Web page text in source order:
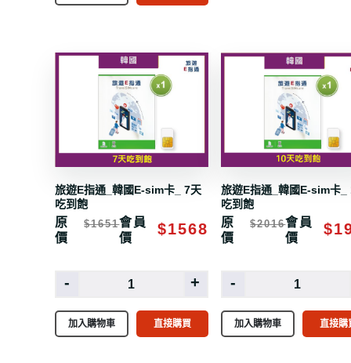
旅遊E指通_韓國E-sim卡_ 7天
吃到飽
原
價
$1651會員
價
$1568
- +
加入購物車 直接購買
旅遊E指通_韓國E-sim卡_
吃到飽
原
價
$2016會員
價
-
加入購物車 直接購